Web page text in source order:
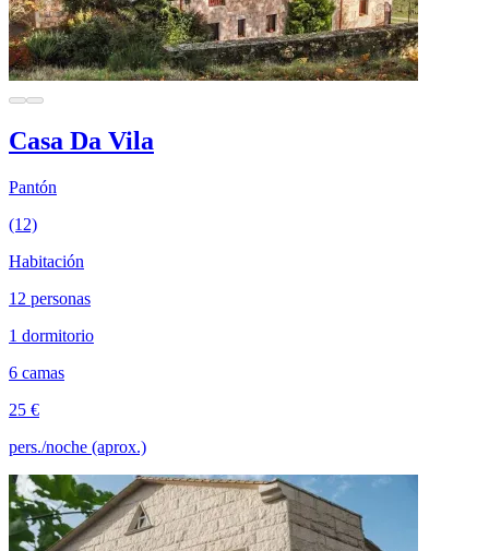
Casa Da Vila
Pantón
(12)
Habitación
12 personas
1 dormitorio
6 camas
25 €
pers./noche (aprox.)